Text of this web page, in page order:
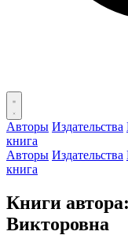
Авторы Издательства
книга
Авторы Издательства
книга
Книги
Викторовна